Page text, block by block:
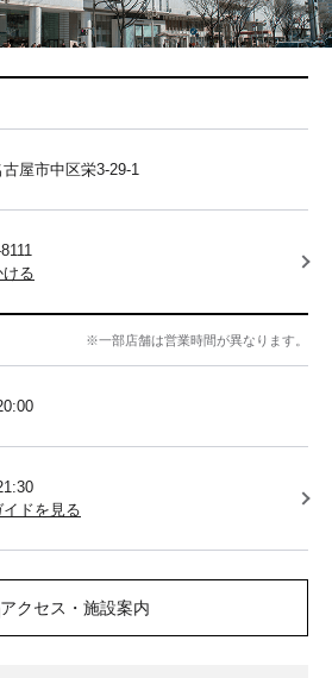
屋市中区栄3-29-1
ける
※一部店舗は営業時間が異なります。
ドを見る
アクセス・施設案内